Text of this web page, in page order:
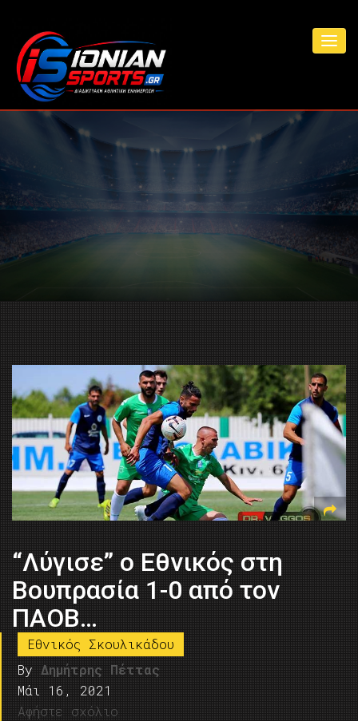
“Λύγισε” ο Εθνικός στη
Βουπρασία 1-0 από τον
ΠΑΟΒ…
Εθνικός Σκουλικάδου
By Δημήτρης Πέττας
Μάι 16, 2021
Αφήστε σχόλιο